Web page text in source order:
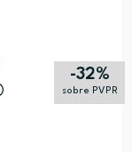
-32%
sobre PVPR